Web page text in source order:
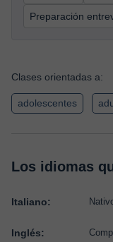
Preparación
Clases orientadas a:
adolescentes
Los idiomas
Italiano:
Inglés: